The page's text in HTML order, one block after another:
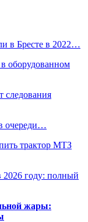
в Бресте в 2022…
оборудованном
очереди…
трактор МТЗ
2026 году: полный
жары: